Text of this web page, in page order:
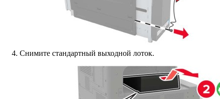
Снимите стандартный выходной лоток.